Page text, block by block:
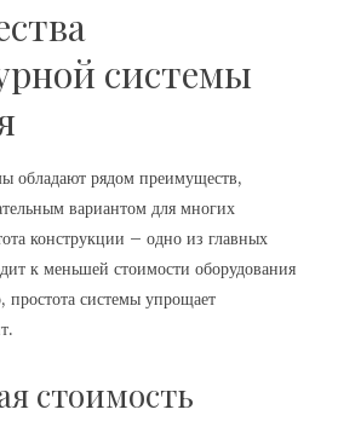
системы
обладают рядом преимуществ,
вариантом для многих
конструкции – одно из главных
к меньшей стоимости оборудования
системы упрощает
стоимость